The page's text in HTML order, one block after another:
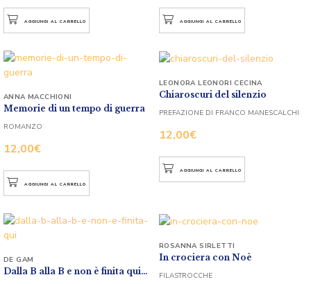
AGGIUNGI AL CARRELLO AGGIUNGI AL CARRELLO
Memorie di un tempo di guerra
12,00€
ANNA MACCHIONI
ROMANZO
AGGIUNGI AL CARRELLO
Chiaroscuri del silenzio
12,00€
LEONORA LEONORI CECINA
PREFAZIONE DI FRANCO MANESCALCHI
AGGIUNGI AL CARRELLO
Dalla B alla B e non è finita qui…
DE GAM In crociera con Noè
ROSANNA SIRLETTI
FILASTROCCHE